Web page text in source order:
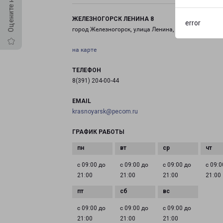
error
ЖЕЛЕЗНОГОРСК ЛЕНИНА 8
город Железногорск, улица Ленина, 8
на карте
ТЕЛЕФОН
8(391) 204-00-44
EMAIL
krasnoyarsk@pecom.ru
ГРАФИК РАБОТЫ
с 09:00 до
21:00
с 09:00 до
21:00
с 09:00 до
21:00
с
21:00
с 09:00 до
21:00
с 09:00 до
21:00
с 09:00 до
21:00